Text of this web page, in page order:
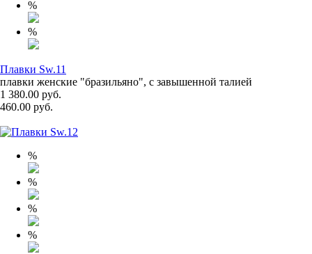
%
%
Плавки Sw.11
плавки женские "бразильяно", с завышенной талией
1 380.00 руб.
460.00 руб.
%
%
%
%